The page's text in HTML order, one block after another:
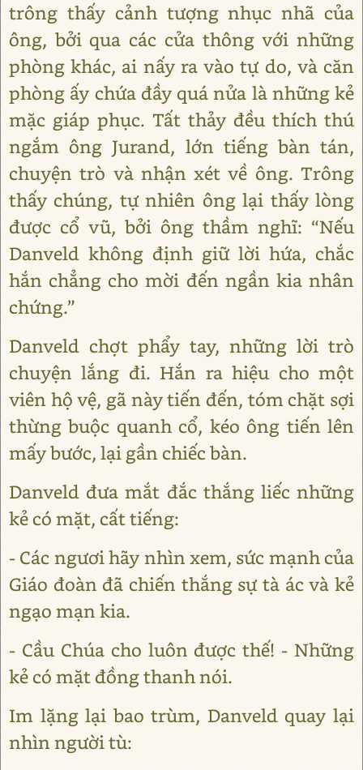
trông thấy cảnh tượng nhục nhã của
ông, bởi qua các cửa thông với những
phòng khác, ai nấy ra vào tự do, và căn
phòng ấy chứa đầy quá nửa là những kẻ
mặc giáp phục. Tất thảy đều thích thú
ngắm ông Jurand, lớn tiếng bàn tán,
chuyện trò và nhận xét về ông. Trông
thấy chúng, tự nhiên ông lại thấy lòng
được cổ vũ, bởi ông thầm nghĩ: “Nếu
Danveld không định giữ lời hứa, chắc
hắn chẳng cho mời đến ngần kia nhân
chứng.”
Danveld chợt phẩy tay, những lời trò
chuyện lắng đi. Hắn ra hiệu cho một
viên hộ vệ, gã này tiến đến, tóm chặt sợi
thừng buộc quanh cổ, kéo ông tiến lên
mấy bước, lại gần chiếc bàn.
Danveld đưa mắt đắc thắng liếc những
kẻ có mặt, cất tiếng:
- Các ngươi hãy nhìn xem, sức mạnh của
Giáo đoàn đã chiến thắng sự tà ác và kẻ
ngạo mạn kia.
- Cầu Chúa cho luôn được thế! - Những
kẻ có mặt đồng thanh nói.
Im lặng lại bao trùm, Danveld quay lại
nhìn người tù: